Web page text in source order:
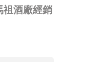
酒廠經銷